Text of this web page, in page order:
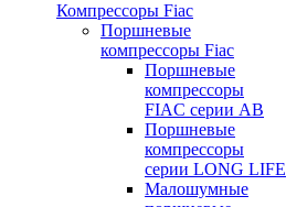
Компрессоры Fiac
Поршневые
компрессоры Fiac
Поршневые
компрессоры
FIAC серии AB
Поршневые
компрессоры
серии LONG LIFE
Малошумные